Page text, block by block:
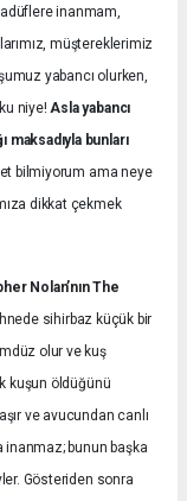
inanmam,
müştereklerimiz
yabancı olurken,
niye!Asla yabancı
bunları
bilmiyorum ama neye
dikkat çekmek
Nolan’nın The
sihirbaz küçük bir
olur ve kuş
kuşun öldüğünü
ve avucundan canlı
inanmaz; bunun başka
Gösteriden sonra